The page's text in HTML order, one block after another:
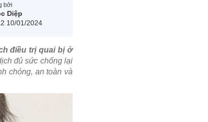
bởi
Diệp
10/01/2024
điều trị quai bị ở
đủ sức chống lại
chóng, an toàn và